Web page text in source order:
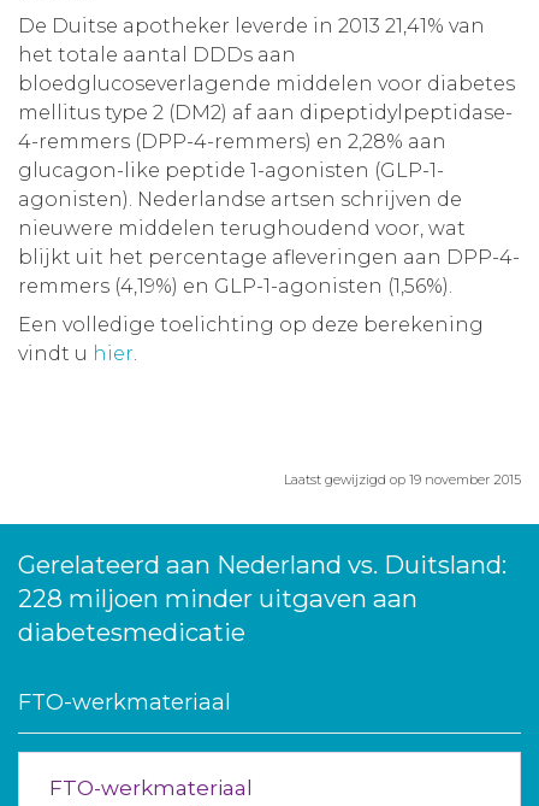
De Duitse apotheker leverde in 2013 21,41% van
het totale aantal DDDs aan
bloedglucoseverlagende middelen voor diabetes
mellitus type 2 (DM2) af aan dipeptidylpeptidase-
4-remmers (DPP-4-remmers) en 2,28% aan
glucagon-like peptide 1-agonisten (GLP-1-
agonisten). Nederlandse artsen schrijven de
nieuwere middelen terughoudend voor, wat
blijkt uit het percentage afleveringen aan DPP-4-
remmers (4,19%) en GLP-1-agonisten (1,56%).
Een volledige toelichting op deze berekening
vindt u hier.
Laatst gewijzigd op 19 november 2015
Gerelateerd aan Nederland vs. Duitsland:
228 miljoen minder uitgaven aan
diabetesmedicatie
FTO-werkmateriaal
FTO-werkmateriaal